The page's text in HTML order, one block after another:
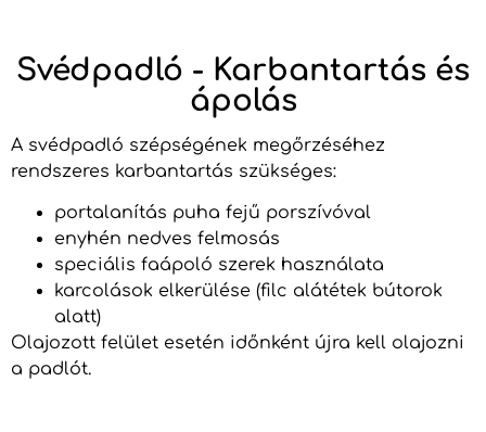
Svédpadló - Karbantartás és
ápolás
A svédpadló szépségének megőrzéséhez
rendszeres karbantartás szükséges:
portalanítás puha fejű porszívóval
enyhén nedves felmosás
speciális faápoló szerek használata
karcolások elkerülése (filc alátétek bútorok
alatt)
Olajozott felület esetén időnként újra kell olajozni
a padlót.